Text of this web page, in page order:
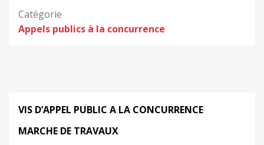
Catégorie
Appels publics à la concurrence
VIS D’APPEL PUBLIC A LA CONCURRENCE
MARCHE DE TRAVAUX